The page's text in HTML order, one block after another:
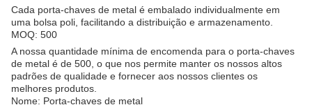
Cada porta-chaves de metal é embalado individualmente em
uma bolsa poli, facilitando a distribuição e armazenamento.
MOQ: 500
A nossa quantidade mínima de encomenda para o porta-chaves
de metal é de 500, o que nos permite manter os nossos altos
padrões de qualidade e fornecer aos nossos clientes os
melhores produtos.
Nome: Porta-chaves de metal